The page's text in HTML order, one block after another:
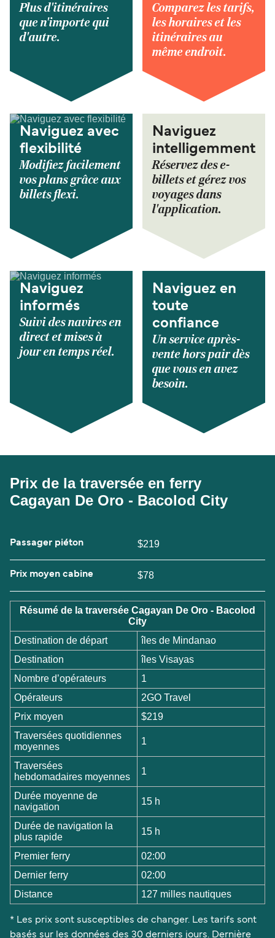
Plus d'itinéraires
que n'importe qui
d'autre.
Comparez les tarifs,
les horaires et les
itinéraires au
même endroit.
Naviguez avec
flexibilité
Modifiez facilement
vos plans grâce aux
billets flexi.
Naviguez
intelligemment
Réservez des e-
billets et gérez vos
voyages dans
l'application.
Naviguez
informés
Suivi des navires en
direct et mises à
jour en temps réel.
Naviguez en
toute
confiance
Un service après-
vente hors pair dès
que vous en avez
besoin.
Prix de la traversée en ferry
Cagayan De Oro - Bacolod City
Passager piéton $219
Prix moyen cabine $78
Résumé de la traversée Cagayan De Oro - Bacolod
City
Destination de départ
îles de Mindanao
Destination
îles Visayas
Nombre d’opérateurs
1
Opérateurs
2GO Travel
Prix moyen
$219
Traversées quotidiennes
moyennes
1
Traversées
hebdomadaires moyennes
1
Durée moyenne de
navigation
15 h
Durée de navigation la
plus rapide
15 h
Premier ferry
02:00
Dernier ferry
02:00
Distance
127 milles nautiques
* Les prix sont susceptibles de changer. Les tarifs sont
basés sur les données des 30 derniers jours. Dernière